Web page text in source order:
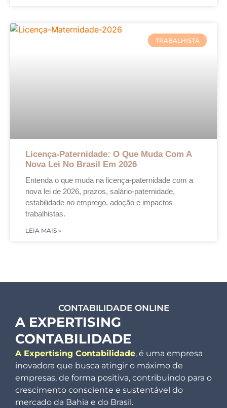
TRABALHISTA
Licença-Paternidade: O Que Muda Com A
Nova Lei No Brasil Em 2026
Entenda o que muda na licença-paternidade com a
nova lei de 2026, prazos, salário-paternidade,
estabilidade no emprego, adoção e impactos
trabalhistas.
LEIA MAIS »
CONTABILIDADE ONLINE
A EXPERTISING
CONTABILIDADE
A Expertising Contabilidade, é uma empresa
inovadora que busca atingir o máximo de
empresas, de forma positiva, contribuindo para o
crescimento consciente e sustentável do
mercado da Bahia e do Brasil.